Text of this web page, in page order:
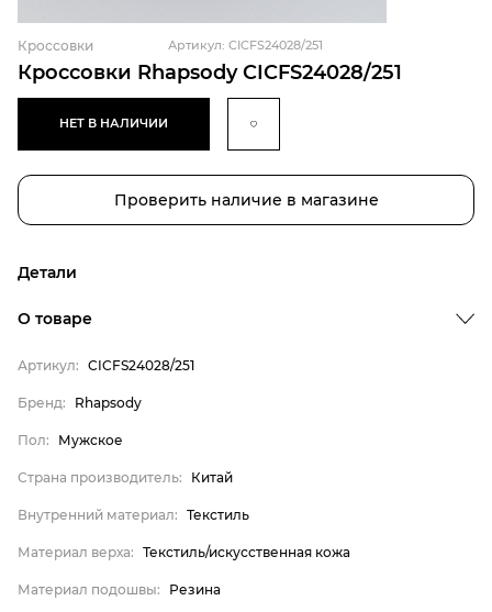
Кроссовки Rhapsody CICFS24028/251
Кроссовки Артикул: CICFS24028/251
НЕТ В НАЛИЧИИ
Проверить наличие в магазине
Детали
Бренд
Пол
Страна производитель
Внутренний материал
Rhapsody
О товаре
Артикул: CICFS24028/251
Бренд: Rhapsody
Пол: Мужское
Страна производитель: Китай
Внутренний материал: Текстиль
Материал верха: Текстиль/искусственная кожа
Материал подошвы: Резина